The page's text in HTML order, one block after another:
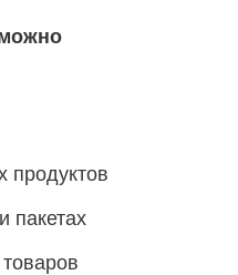
продуктов
пакетах